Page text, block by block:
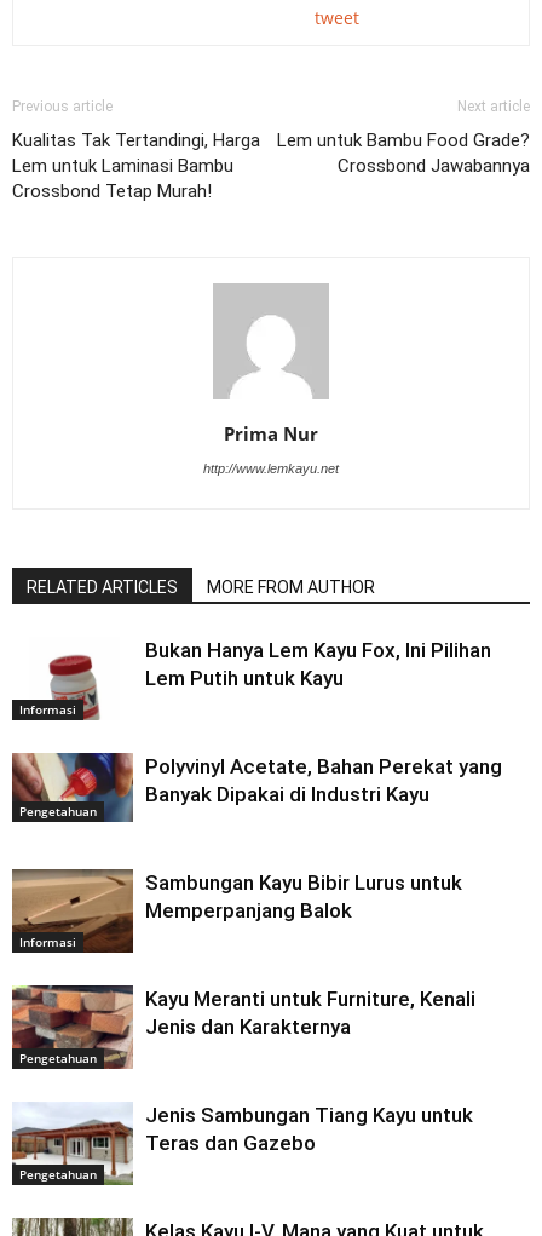
tweet
Previous article
Kualitas Tak Tertandingi, Harga
Lem untuk Laminasi Bambu
Crossbond Tetap Murah!
Next article
Lem untuk Bambu Food Grade?
Crossbond Jawabannya
Prima Nur
http://www.lemkayu.net
RELATED ARTICLES MORE FROM AUTHOR
Informasi
Bukan Hanya Lem Kayu Fox, Ini Pilihan
Lem Putih untuk Kayu
Pengetahuan
Polyvinyl Acetate, Bahan Perekat yang
Banyak Dipakai di Industri Kayu
Informasi
Sambungan Kayu Bibir Lurus untuk
Memperpanjang Balok
Pengetahuan
Kayu Meranti untuk Furniture, Kenali
Jenis dan Karakternya
Pengetahuan
Jenis Sambungan Tiang Kayu untuk
Teras dan Gazebo